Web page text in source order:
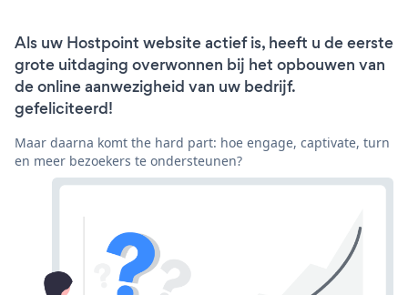
Als uw Hostpoint website actief is, heeft u de eerste
grote uitdaging overwonnen bij het opbouwen van
de online aanwezigheid van uw bedrijf.
gefeliciteerd!
Maar daarna komt the hard part: hoe engage, captivate, turn
en meer bezoekers te ondersteunen?